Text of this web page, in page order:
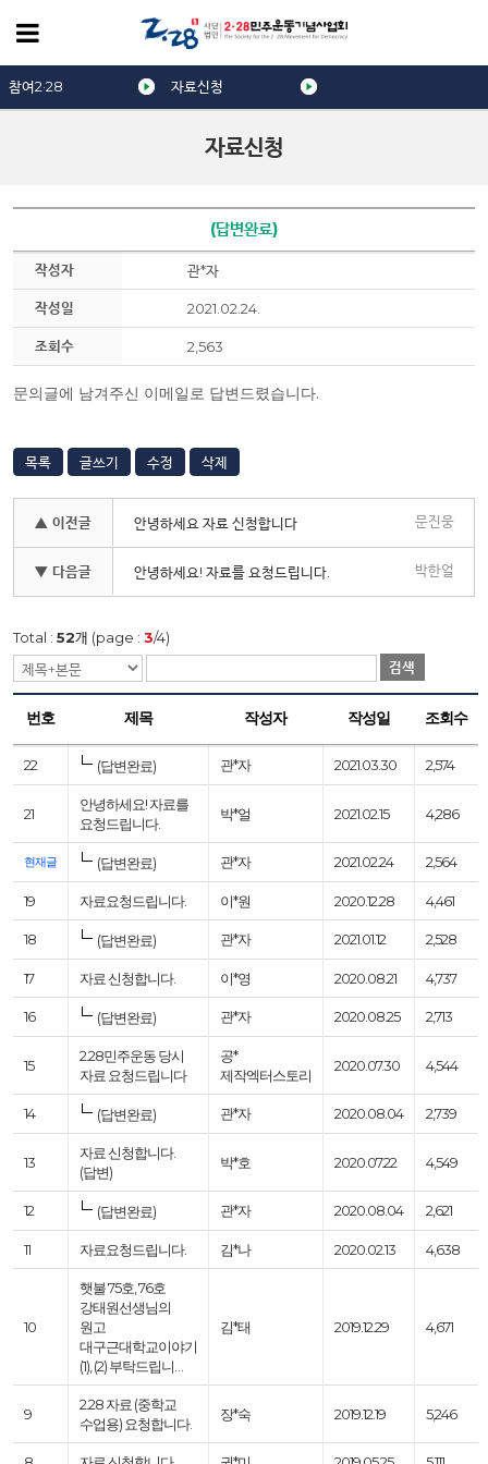
자료신청
참여2·28 자료신청
(답변완료)
작성자 관*자
작성일 2021.02.24.
조회수 2,563
문의글에 남겨주신 이메일로 답변드렸습니다.
목록 글쓰기 수정 삭제
▲ 이전글 안녕하세요 자료 신청합니다 문진웅
▼ 다음글 안녕하세요! 자료를 요청드립니다. 박한얼
Total : 52개 (page : 3/4)
검색
번호 제목 작성자 작성일 조회수
22 (답변완료) 관*자 2021.03.30 2,574
21
안녕하세요! 자료를
요청드립니다.
박*얼 2021.02.15 4,286
현재글 (답변완료) 관*자 2021.02.24 2,564
19 자료요청드립니다. 이*원 2020.12.28 4,461
18 (답변완료) 관*자 2021.01.12 2,528
17 자료 신청합니다. 이*영 2020.08.21 4,737
16 (답변완료) 관*자 2020.08.25 2,713
15
2.28민주운동 당시
자료 요청드립니다
공*
제작엑터스토리
2020.07.30 4,544
14 (답변완료) 관*자 2020.08.04 2,739
13
자료 신청합니다.
(답변)
박*호 2020.07.22 4,549
12 (답변완료) 관*자 2020.08.04 2,621
11 자료요청드립니다. 김*나 2020.02.13 4,638
10
햇불 75호, 76호
강태원선생님의
원고
대구근대학교이야기
(1), (2) 부탁드립니…
김*태 2019.12.29 4,671
9
2.28 자료 (중학교
수업용) 요청합니다.
장*숙 2019.12.19 5,246